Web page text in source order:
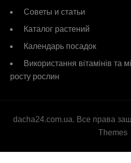
Советы и статьи
Каталог растений
Календарь посадок
Використання вітамінів та
росту рослин
dacha24.com.ua. Все права
Themes